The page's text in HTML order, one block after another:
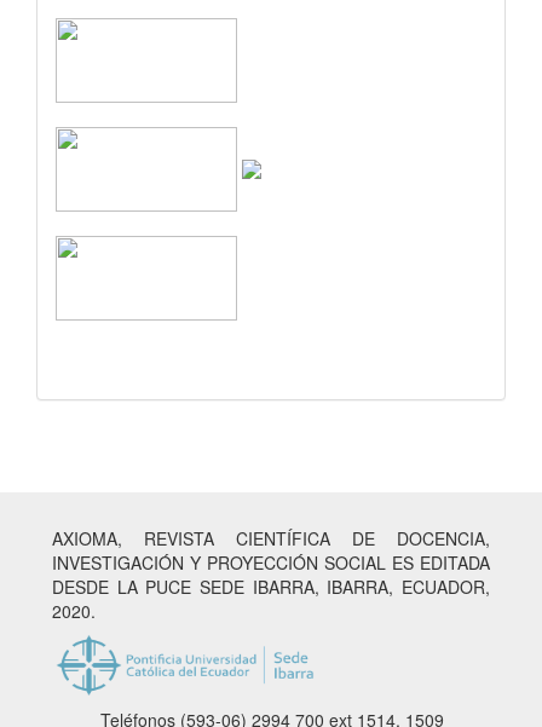
AXIOMA, REVISTA CIENTÍFICA DE DOCENCIA,
INVESTIGACIÓN Y PROYECCIÓN SOCIAL ES EDITADA
DESDE LA PUCE SEDE IBARRA, IBARRA, ECUADOR,
2020.
Teléfonos (593-06) 2994 700 ext 1514, 1509